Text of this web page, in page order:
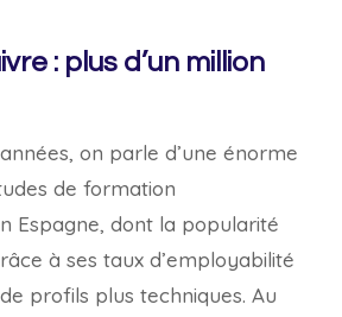
: plus d’un million
on parle d’une énorme
de formation
Espagne, dont la popularité
à ses taux d’employabilité
profils plus techniques. Au